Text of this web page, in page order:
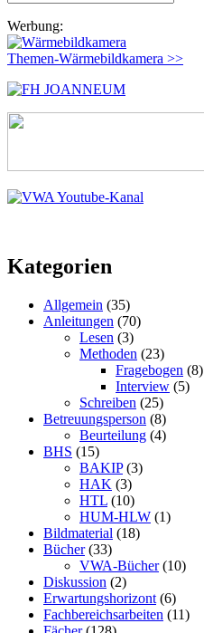
nach:
Werbung:
Themen-Wärmebildkamera >>
Kategorien
Allgemein (35)
Anleitungen (70)
Lesen (3)
Methoden (23)
Fragebogen (8)
Interview (5)
Schreiben (25)
Betreuungsperson (8)
Beurteilung (4)
BHS (15)
BAKIP(3)
HAK (3)
HTL (10)
HUM-HLW (1)
Bildmaterial (18)
Bücher(33)
VWA-Bücher(10)
Diskussion (2)
Erwartungshorizont (6)
Fachbereichsarbeiten (11)